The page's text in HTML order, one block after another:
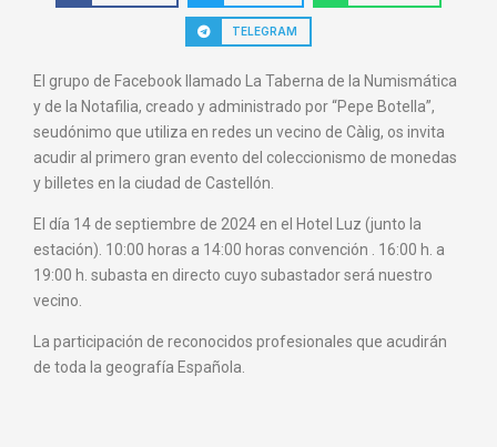
TELEGRAM
El grupo de Facebook llamado La Taberna de la Numismática
y de la Notafilia, creado y administrado por “Pepe Botella”,
seudónimo que utiliza en redes un vecino de Càlig, os invita
acudir al primero gran evento del coleccionismo de monedas
y billetes en la ciudad de Castellón.
El día 14 de septiembre de 2024 en el Hotel Luz (junto la
estación). 10:00 horas a 14:00 horas convención . 16:00 h. a
19:00 h. subasta en directo cuyo subastador será nuestro
vecino.
La participación de reconocidos profesionales que acudirán
de toda la geografía Española.